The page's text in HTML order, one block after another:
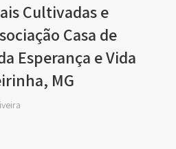
Cultivadas e
Casa de
Esperança e Vida
MG